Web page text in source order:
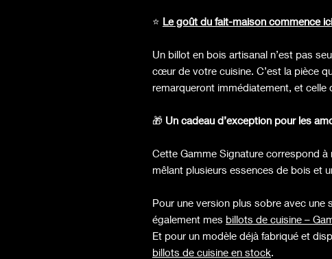
⭐️ Le goût du fait-maison commence
Un billot en bois artisanal n’est pas
cœur de votre cuisine. C’est la pièce
remarqueront immédiatement, et celle
🎁 Un cadeau d’exception pour les
Cette Gamme Signature correspond
mêlant plusieurs essences de bois et
Pour une version plus sobre avec une
également mes billots de cuisine –
Et pour un modèle déjà fabriqué et
billots de cuisine en stock.